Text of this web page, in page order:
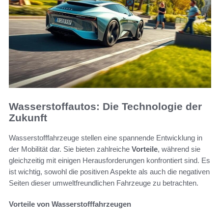
Wasserstoffautos: Die Technologie der
Zukunft
Wasserstofffahrzeuge stellen eine spannende Entwicklung in
der Mobilität dar. Sie bieten zahlreiche Vorteile, während sie
gleichzeitig mit einigen Herausforderungen konfrontiert sind. Es
ist wichtig, sowohl die positiven Aspekte als auch die negativen
Seiten dieser umweltfreundlichen Fahrzeuge zu betrachten.
Vorteile von Wasserstofffahrzeugen